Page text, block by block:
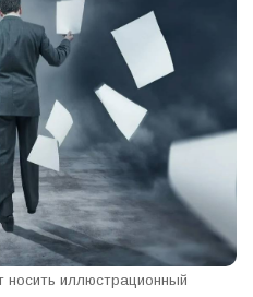
иллюстрационный